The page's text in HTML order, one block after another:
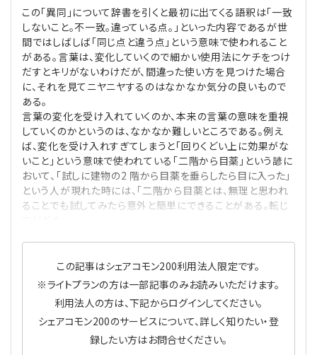
【連載】会計相談室
【連載】公益法人運営実務の処方箋
【連載】公益法人会計検定試験一問一答
【連載】公益法人のための「新公益信託」活用戦略
【連載】シェアコモン200 誌上相談室
【連載】実務と税務のポイント
【連載】事務局だよりPLUS
【連載】テーマで紐解く逆引きガイドライン
【連載】悩みと向き合う経営学
【連載】非営利法人AtoZei
【連載】AI活用のすすめ
【連載】IT実務一問一答
お問合せ
プライバシーポリシー
この「異同」について辞書を引くと最初に出てくる語釈は「一致
しないこと。不一致。違っている点。」といった内容であるが世
間ではしばしば「同じ点と違う点」という意味で使われること
がある。言葉は、変化していくので細かい使用法にケチをつけ
だすとキリがないわけだが、間違った使い方を見つけた場合
に、それを見てニヤニヤするのはなかなか気分の良いもので
ある。
言葉の変化を受け入れていくのか、本来の言葉の意味を重視
していくのかというのは、なかなか難しいところである。例え
ば、変化を受け入れすぎてしまうと「回りくどい上に効果がな
いこと」という意味で使われている「二階から目薬」という諺に
おいて、「試しに建物の2 階から目薬を垂らしたら目に入った」
という人が現れた時には、「二階から目薬とは、無理と思われ
ることでも試してみたら意外と簡単にできることがある。転じ
この記事はシェアコモン200利用法人限定です。
※ライトプランの方は一部記事のみお読みいただけます。
利用法人の方は、下記からログインしてください。
シェアコモン200のサービスについて、詳しく知りたい・登
録したい方はお問合せください。